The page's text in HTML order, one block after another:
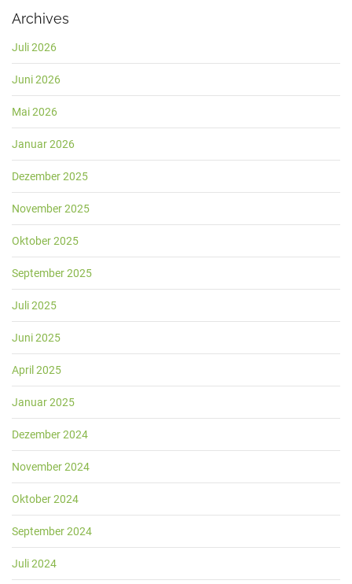
Archives
Juli 2026
Juni 2026
Mai 2026
Januar 2026
Dezember 2025
November 2025
Oktober 2025
September 2025
Juli 2025
Juni 2025
April 2025
Januar 2025
Dezember 2024
November 2024
Oktober 2024
September 2024
Juli 2024